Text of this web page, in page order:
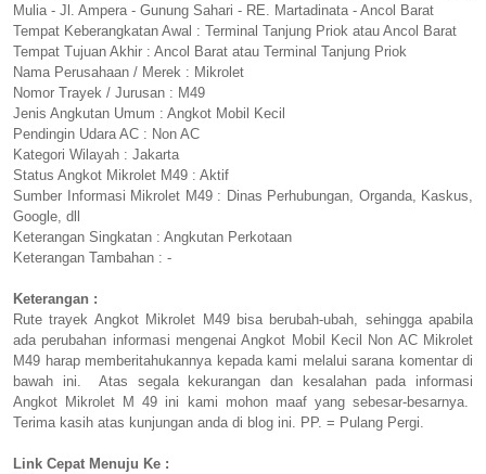
Mulia - Jl. Ampera - Gunung Sahari - RE. Martadinata - Ancol Barat
Tempat Keberangkatan Awal : Terminal Tanjung Priok atau Ancol Barat
Tempat Tujuan Akhir : Ancol Barat atau Terminal Tanjung Priok
Nama Perusahaan / Merek : Mikrolet
Nomor Trayek / Jurusan : M49
Jenis Angkutan Umum : Angkot Mobil Kecil
Pendingin Udara AC : Non AC
Kategori Wilayah : Jakarta
Status Angkot Mikrolet M49 : Aktif
Sumber Informasi Mikrolet M49 : Dinas Perhubungan, Organda, Kaskus,
Google, dll
Keterangan Singkatan : Angkutan Perkotaan
Keterangan Tambahan : -
Keterangan :
Rute trayek Angkot Mikrolet M49 bisa berubah-ubah, sehingga apabila
ada perubahan informasi mengenai Angkot Mobil Kecil Non AC Mikrolet
M49 harap memberitahukannya kepada kami melalui sarana komentar di
bawah ini. Atas segala kekurangan dan kesalahan pada informasi
Angkot Mikrolet M 49 ini kami mohon maaf yang sebesar-besarnya.
Terima kasih atas kunjungan anda di blog ini. PP. = Pulang Pergi.
Link Cepat Menuju Ke :